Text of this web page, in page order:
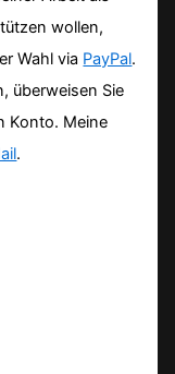
wollen,
Wahl via PayPal.
überweisen Sie
Konto. Meine
.